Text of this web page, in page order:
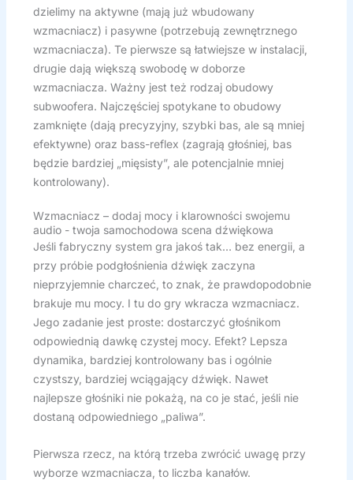
dzielimy na aktywne (mają już wbudowany
wzmacniacz) i pasywne (potrzebują zewnętrznego
wzmacniacza). Te pierwsze są łatwiejsze w instalacji,
drugie dają większą swobodę w doborze
wzmacniacza. Ważny jest też rodzaj obudowy
subwoofera. Najczęściej spotykane to obudowy
zamknięte (dają precyzyjny, szybki bas, ale są mniej
efektywne) oraz bass-reflex (zagrają głośniej, bas
będzie bardziej „mięsisty”, ale potencjalnie mniej
kontrolowany).
Wzmacniacz – dodaj mocy i klarowności swojemu
audio - twoja samochodowa scena dźwiękowa
Jeśli fabryczny system gra jakoś tak… bez energii, a
przy próbie podgłośnienia dźwięk zaczyna
nieprzyjemnie charczeć, to znak, że prawdopodobnie
brakuje mu mocy. I tu do gry wkracza wzmacniacz.
Jego zadanie jest proste: dostarczyć głośnikom
odpowiednią dawkę czystej mocy. Efekt? Lepsza
dynamika, bardziej kontrolowany bas i ogólnie
czystszy, bardziej wciągający dźwięk. Nawet
najlepsze głośniki nie pokażą, na co je stać, jeśli nie
dostaną odpowiedniego „paliwa”.
Pierwsza rzecz, na którą trzeba zwrócić uwagę przy
wyborze wzmacniacza, to liczba kanałów.